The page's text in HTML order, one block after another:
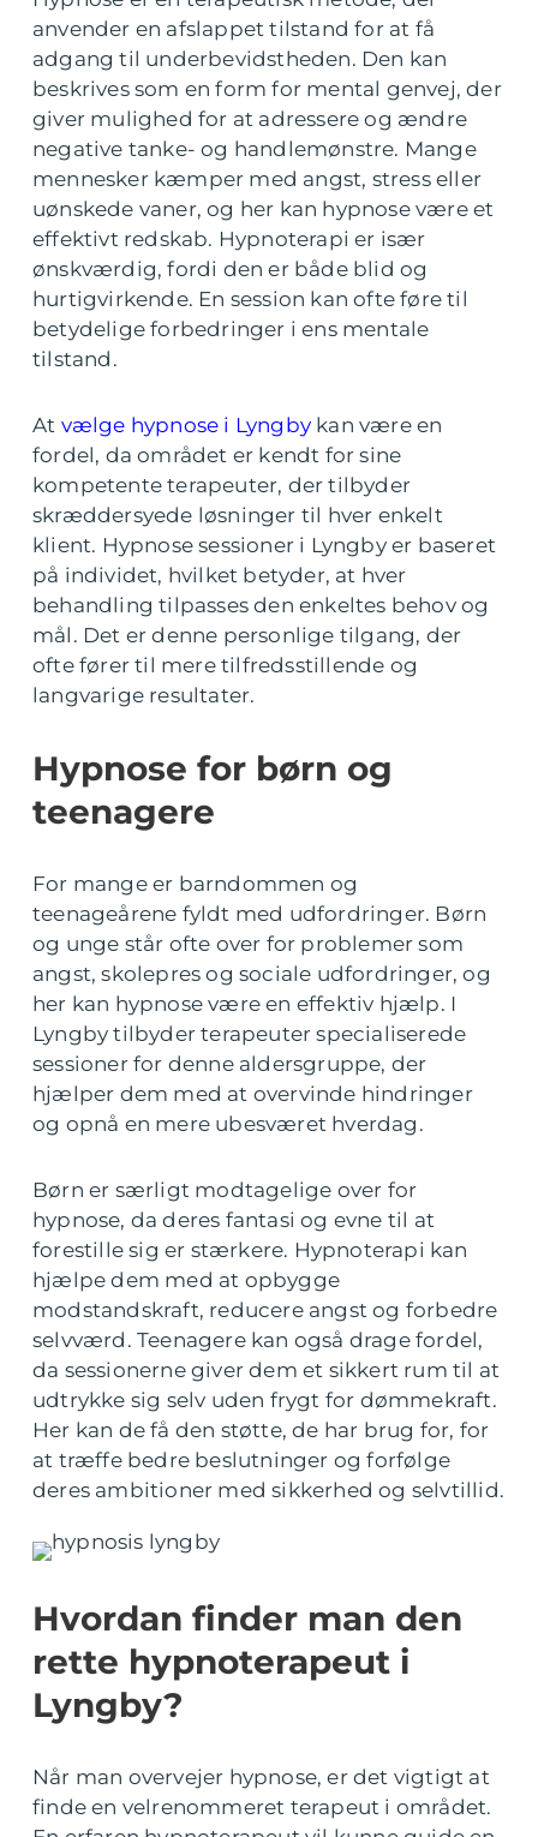
anvender en afslappet tilstand for at få
adgang til underbevidstheden. Den kan
beskrives som en form for mental genvej, der
giver mulighed for at adressere og ændre
negative tanke- og handlemønstre. Mange
mennesker kæmper med angst, stress eller
uønskede vaner, og her kan hypnose være et
effektivt redskab. Hypnoterapi er især
ønskværdig, fordi den er både blid og
hurtigvirkende. En session kan ofte føre til
betydelige forbedringer i ens mentale
tilstand.
At vælge hypnose i Lyngby kan være en
fordel, da området er kendt for sine
kompetente terapeuter, der tilbyder
skræddersyede løsninger til hver enkelt
klient. Hypnose sessioner i Lyngby er baseret
på individet, hvilket betyder, at hver
behandling tilpasses den enkeltes behov og
mål. Det er denne personlige tilgang, der
ofte fører til mere tilfredsstillende og
langvarige resultater.
Hypnose for børn og
teenagere
For mange er barndommen og
teenageårene fyldt med udfordringer. Børn
og unge står ofte over for problemer som
angst, skolepres og sociale udfordringer, og
her kan hypnose være en effektiv hjælp. I
Lyngby tilbyder terapeuter specialiserede
sessioner for denne aldersgruppe, der
hjælper dem med at overvinde hindringer
og opnå en mere ubesværet hverdag.
Børn er særligt modtagelige over for
hypnose, da deres fantasi og evne til at
forestille sig er stærkere. Hypnoterapi kan
hjælpe dem med at opbygge
modstandskraft, reducere angst og forbedre
selvværd. Teenagere kan også drage fordel,
da sessionerne giver dem et sikkert rum til at
udtrykke sig selv uden frygt for dømmekraft.
Her kan de få den støtte, de har brug for, for
at træffe bedre beslutninger og forfølge
deres ambitioner med sikkerhed og selvtillid.
Hvordan finder man den
rette hypnoterapeut i
Lyngby?
Når man overvejer hypnose, er det vigtigt at
finde en velrenommeret terapeut i området.